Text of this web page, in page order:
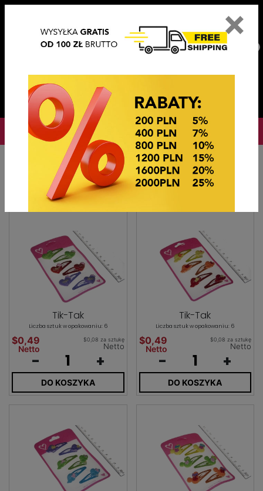
OKAZJE CENOWE! OKAZJE CENOWE!
Strona główna Ozdoby do włosów TIK TAKI Z OZDOBĄ
Tik-Tak
Liczba sztuk w opakowaniu: 6
$0,49
Netto
$0,08 za sztukę
Netto
- +
DO KOSZYKA
Tik-Tak
Liczba sztuk w opakowaniu: 6
$0,49
Netto
$0,08 za sztukę
Netto
- +
DO KOSZYKA
×